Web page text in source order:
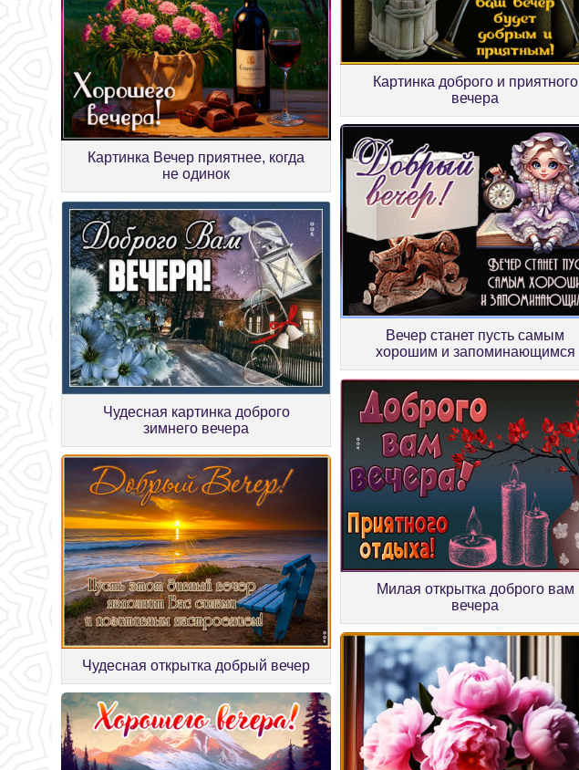
Картинка Вечер приятнее, когда
не одинок
Картинка доброго и приятного
вечера
Чудесная картинка доброго
зимнего вечера
Вечер станет пусть самым
хорошим и запоминающимся
Чудесная открытка добрый вечер
Милая открытка доброго вам
вечера